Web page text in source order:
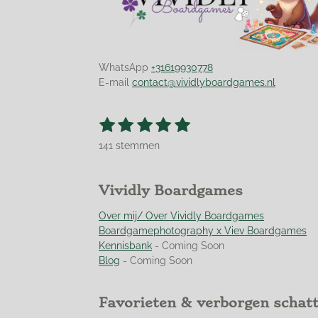
WhatsApp +31619930778
E-mail contact@vividlyboardgames.nl
R
t
n
g
:
4
.
9
3
1
s
r
2
s
r
r
e
n
3
s
r
r
e
n
4
s
r
r
e
n
5
r
r
e
n
S
n
141 stemmen
Vividly Boardgames
Over mij/ Over Vividly Boardgames
Boardgamephotography x Viev Boardgames
Kennisbank - Coming Soon
Blog - Coming Soon
Favorieten & verborgen